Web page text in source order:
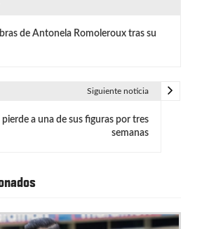
de Antonela Romoleroux tras su
Siguiente noticia
pierde a una de sus figuras por tres
semanas